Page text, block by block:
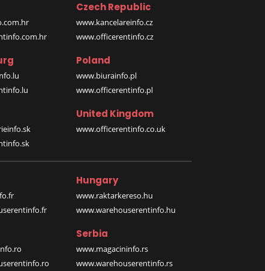
Czech Republic
www.kancelareinfo.cz
www.officerentinfo.cz
Poland
www.biurainfo.pl
www.officerentinfo.pl
United Kingdom
www.officerentinfo.co.uk
Hungary
www.raktarkereso.hu
www.warehouserentinfo.hu
Serbia
www.magacininfo.rs
www.warehouserentinfo.rs